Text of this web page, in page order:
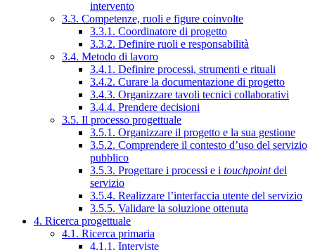
intervento
3.3. Competenze, ruoli e figure coinvolte
3.3.1. Coordinatore di progetto
3.3.2. Definire ruoli e responsabilità
3.4. Metodo di lavoro
3.4.1. Definire processi, strumenti e rituali
3.4.2. Curare la documentazione di progetto
3.4.3. Organizzare tavoli tecnici collaborativi
3.4.4. Prendere decisioni
3.5. Il processo progettuale
3.5.1. Organizzare il progetto e la sua gestione
3.5.2. Comprendere il contesto d’uso del servizio
pubblico
3.5.3. Progettare i processi e i touchpointdel
servizio
3.5.4. Realizzare l’interfaccia utente del servizio
3.5.5. Validare la soluzione ottenuta
4. Ricerca progettuale
4.1. Ricerca primaria
4.1.1. Interviste